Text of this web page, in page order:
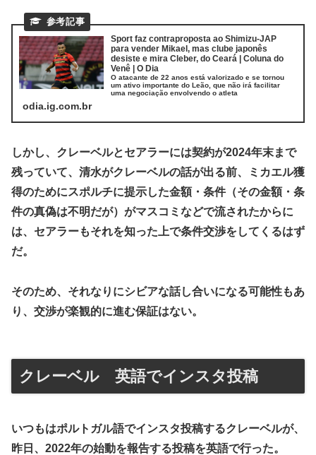
Sport faz contraproposta ao Shimizu-JAP
para vender Mikael, mas clube japonês
desiste e mira Cleber, do Ceará | Coluna do
Venê | O Dia
O atacante de 22 anos está valorizado e se tornou
um ativo importante do Leão, que não irá facilitar
uma negociação envolvendo o atleta
odia.ig.com.br
しかし、クレーベルとセアラーには契約が2024年末まで
残っていて、清水がクレーベルの話が出る前、ミカエル獲
得のためにスポルチに提示した金額・条件（その金額・条
件の真偽は不明だが）がマスコミなどで流されたからに
は、セアラーもそれを知った上で条件交渉をしてくるはず
だ。
そのため、それなりにシビアな話し合いになる可能性もあ
り、交渉が楽観的に進む保証はない。
クレーベル 英語でインスタ投稿
いつもはポルトガル語でインスタ投稿するクレーベルが、
昨日、2022年の始動を報告する投稿を英語で行った。